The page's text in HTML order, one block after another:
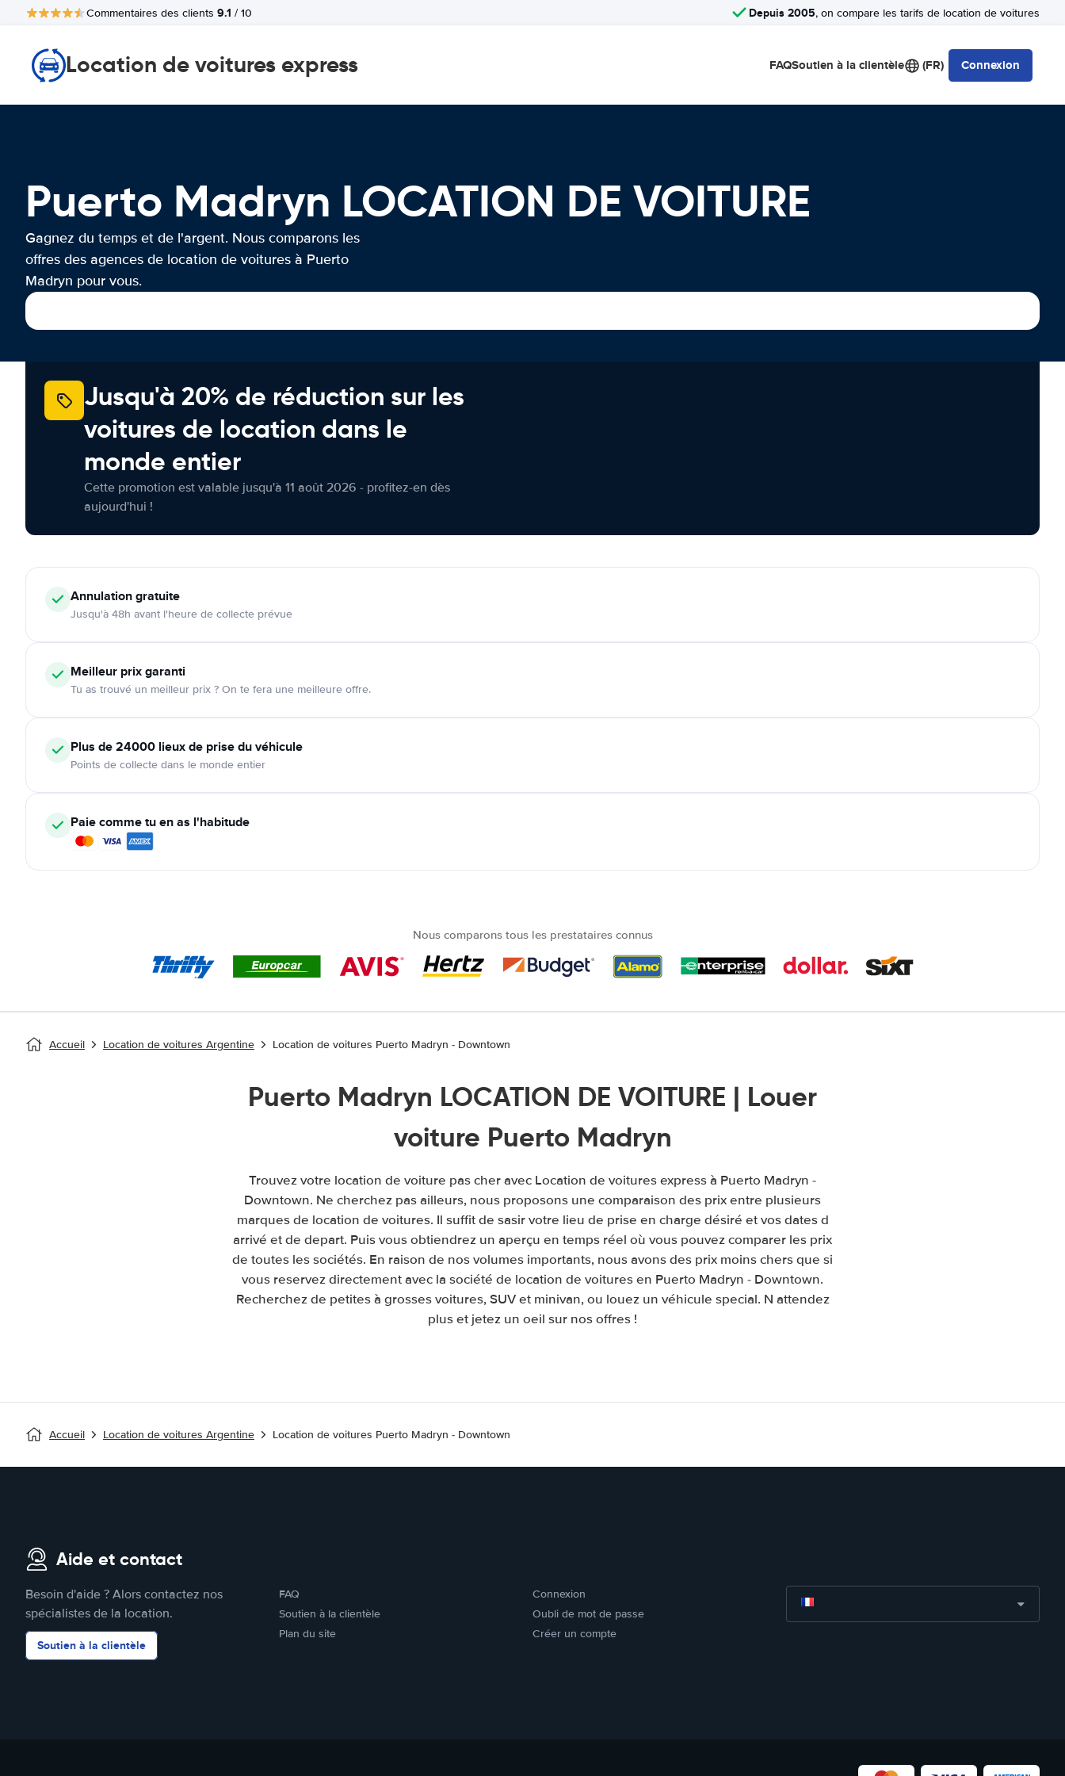
Commentaires des clients 9.1 / 10 Depuis 2005, on compare les tarifs de location de voitures
Location de voitures express FAQSoutien à la clientèle (FR) Connexion
Puerto Madryn LOCATION DE VOITURE
Gagnez du temps et de l'argent. Nous comparons les
offres des agences de location de voitures à Puerto
Madryn pour vous.
Jusqu'à 20% de réduction sur les
voitures de location dans le
monde entier
Cette promotion est valable jusqu'à 11 août 2026 - profitez-en dès
aujourd'hui !
Annulationgratuite
Jusqu'à 48h avant l'heure de collecte prévue
Meilleur prix garanti
Tu as trouvé un meilleur prix ? On te fera une meilleure offre.
Plus de 24000 lieux de prise du véhicule
Points de collecte dans le monde entier
Paie comme tu en as l'habitude
Nous comparons tous les prestataires connus
Accueil Location de voitures Argentine Location de voitures Puerto Madryn - Downtown
Puerto Madryn LOCATION DE VOITURE | Louer
voiture Puerto Madryn
Trouvez votre location de voiture pas cher avec Location de voitures express à Puerto Madryn -
Downtown. Ne cherchez pas ailleurs, nous proposons une comparaison des prix entre plusieurs
marques de location de voitures. Il suffit de sasir votre lieu de prise en charge désiré et vos dates d
arrivé et de depart. Puis vous obtiendrez un aperçu en temps réel où vous pouvez comparer les prix
de toutes les sociétés. En raison de nos volumes importants, nous avons des prix moins chers que si
vous reservez directement avec la société de location de voitures en Puerto Madryn - Downtown.
Recherchez de petites à grosses voitures, SUV et minivan, ou louez un véhicule special. N attendez
plus et jetez un oeil sur nos offres !
Accueil Location de voitures Argentine Location de voitures Puerto Madryn - Downtown
Aide et contact
Besoin d'aide ? Alors contactez nos
spécialistes de la location.
Soutien à la clientèle
FAQ
Soutien à la clientèle
Plan du site
Connexion
Oubli de mot de passe
Créer un compte